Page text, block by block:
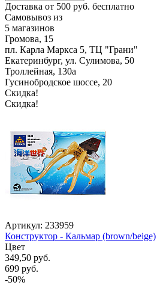
Доставка от 500 руб. бесплатно
Самовывоз из
5 магазинов
Громова, 15
пл. Карла Маркса 5, ТЦ "Грани"
Екатеринбург, ул. Сулимова, 50
Троллейная, 130а
Гусинобродское шоссе, 20
Скидка!
Скидка!
Артикул: 233959
Конструктор - Кальмар (brown/beige)
Цвет
349,50 руб.
699 руб.
-50%